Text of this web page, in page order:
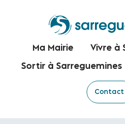
Ma Mairie Vivre à
Sortir à Sarreguemines
Contact